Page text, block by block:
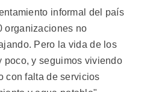
informal del país
organizaciones no
Pero la vida de los
poco, y seguimos viviendo
con falta de servicios